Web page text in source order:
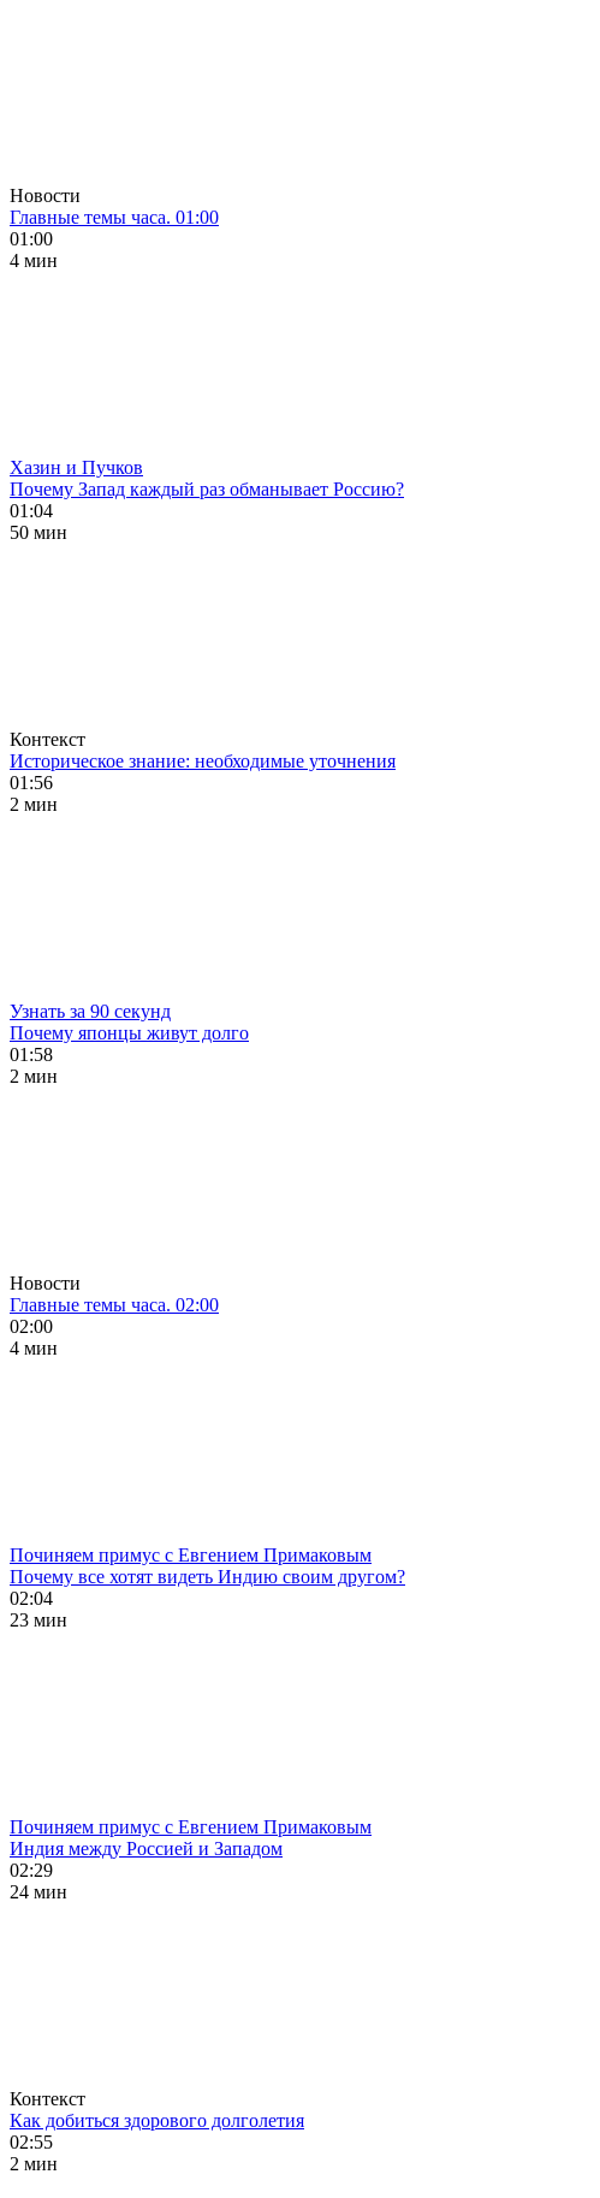
Новости
Главные темы часа. 01:00
01:00
4 мин
Хазин и Пучков
Почему Запад каждый раз обманывает Россию?
01:04
50 мин
Контекст
Историческое знание: необходимые уточнения
01:56
2 мин
Узнать за 90 секунд
Почему японцы живут долго
01:58
2 мин
Новости
Главные темы часа. 02:00
02:00
4 мин
Починяем примус с Евгением Примаковым
Почему все хотят видеть Индию своим другом?
02:04
23 мин
Починяем примус с Евгением Примаковым
Индия между Россией и Западом
02:29
24 мин
Контекст
Как добиться здорового долголетия
02:55
2 мин